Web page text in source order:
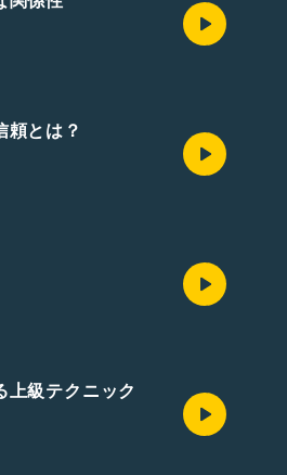
とは？
級テクニック